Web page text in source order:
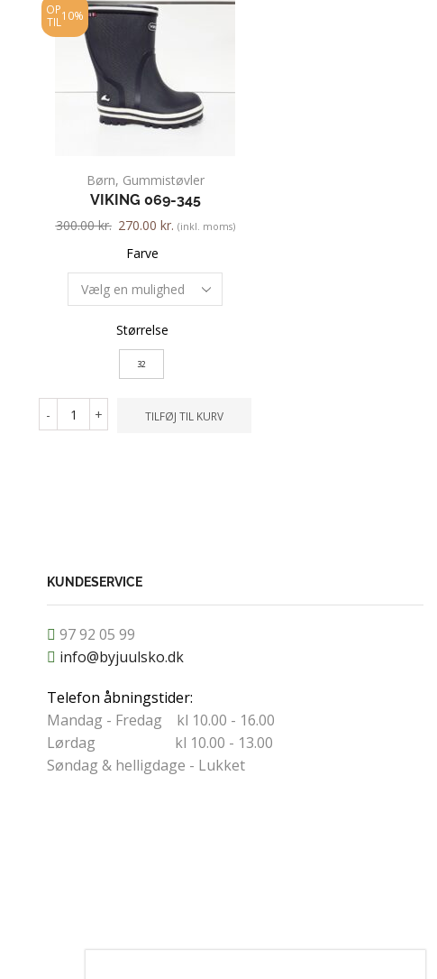
OP
TIL 10%
Børn, Gummistøvler
VIKING 069-345
300.00kr. 270.00 kr. (inkl. moms)
Farve
Størrelse
32
- + TILFØJ TIL KURV
KUNDESERVICE
97 92 05 99
info@byjuulsko.dk
Telefon åbningstider:
Mandag - Fredag kl 10.00 - 16.00
Lørdag kl 10.00 - 13.00
Søndag & helligdage - Lukket